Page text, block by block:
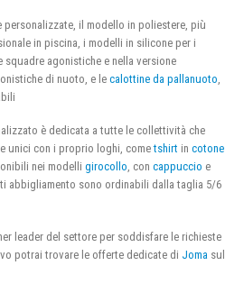
il modello in poliestere, più
in piscina, i modelli in silicone per i
agonistiche e nella versione
di nuoto, e le calottine da pallanuoto,
è dedicata a tutte le collettività che
unici con i proprio loghi, cometshirt in cotone
nei modelli girocollo, con cappuccio e
abbigliamento sono ordinabili dalla taglia 5/6
leader del settore per soddisfare le richieste
potrai trovare le offerte dedicate di Joma sul